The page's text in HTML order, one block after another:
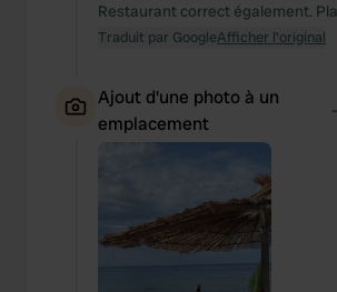
Restaurant correct également.
Traduit par GoogleAfficher l'original
Ajout d'une photo à un
emplacement